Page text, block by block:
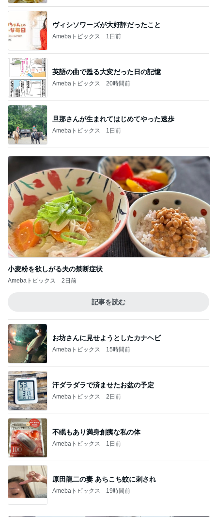
ヴィシソワーズが大好評だったこと
Amebaトピックス 1日前
英語の曲で甦る大変だった日の記憶
Amebaトピックス 20時間前
旦那さんが生まれてはじめてやった速歩
Amebaトピックス 1日前
小麦粉を欲しがる夫の禁断症状
Amebaトピックス 2日前
記事を読む
お坊さんに見せようとしたカナヘビ
Amebaトピックス 15時間前
汗ダラダラで済ませたお盆の予定
Amebaトピックス 2日前
不眠もあり満身創痍な私の体
Amebaトピックス 1日前
原田龍二の妻 あちこち蚊に刺され
Amebaトピックス 19時間前